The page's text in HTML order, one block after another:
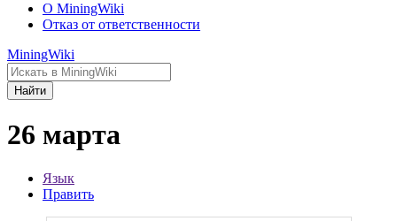
О MiningWiki
Отказ от ответственности
MiningWiki
Найти
26 марта
Язык
Править